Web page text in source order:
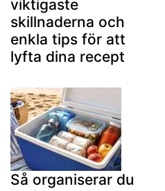
viktigaste
skillnaderna och
enkla tips för att
lyfta dina recept
Så organiserar du